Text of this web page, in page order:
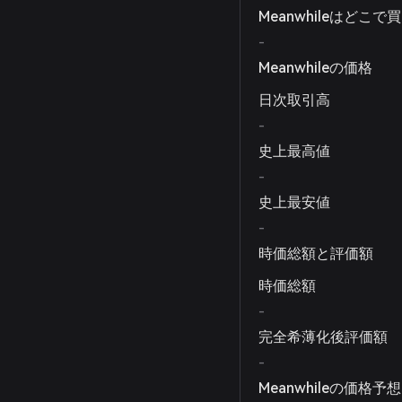
Meanwhileはどこで
-
Meanwhileの価格
日次取引高
-
史上最高値
-
史上最安値
-
時価総額と評価額
時価総額
-
完全希薄化後評価額
-
Meanwhileの価格予想